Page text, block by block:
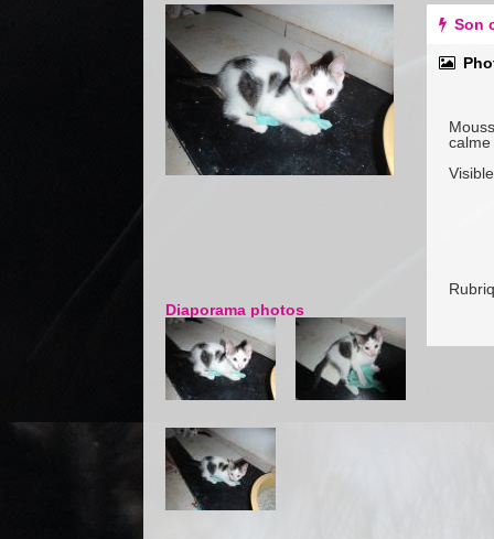
Previous Next
Diaporama photos
Son